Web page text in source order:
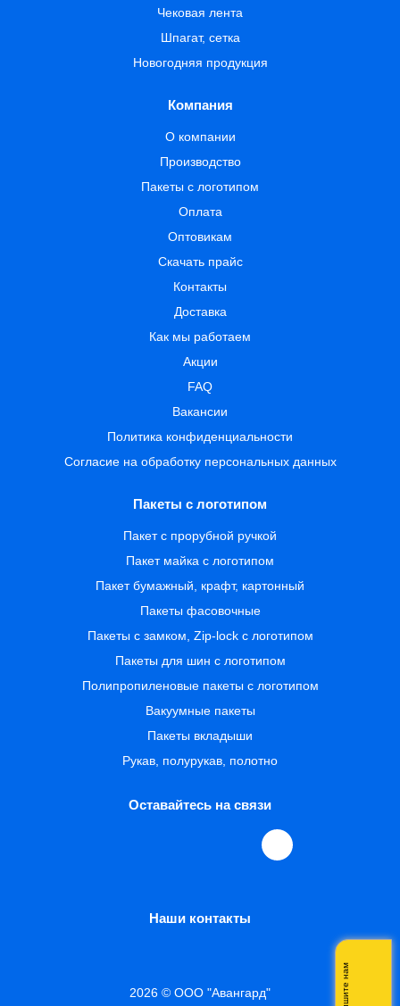
Чековая лента
Шпагат, сетка
Новогодняя продукция
Компания
О компании
Производство
Пакеты с логотипом
Оплата
Оптовикам
Скачать прайс
Контакты
Доставка
Как мы работаем
Акции
FAQ
Вакансии
Политика конфиденциальности
Согласие на обработку персональных данных
Пакеты с логотипом
Пакет с прорубной ручкой
Пакет майка с логотипом
Пакет бумажный, крафт, картонный
Пакеты фасовочные
Пакеты с замком, Zip-lock с логотипом
Пакеты для шин с логотипом
Полипропиленовые пакеты с логотипом
Вакуумные пакеты
Пакеты вкладыши
Рукав, полурукав, полотно
Оставайтесь на связи
Наши контакты
2026 © ООО "Авангард"